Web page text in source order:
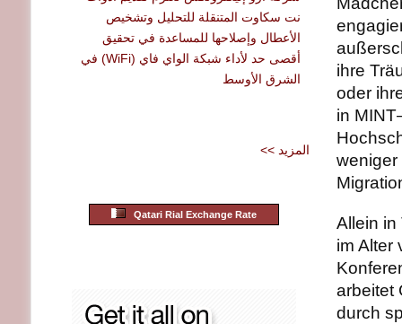
ihre
oder
in
weniger
Allein in
im Alter
arbeitet
durch
نت سكاوت المتنقلة للتحليل وتشخيص
الأعطال وإصلاحها للمساعدة في تحقيق
أقصى حد لأداء شبكة الواي فاي (WiFi) في
الشرق الأوسط
<< المزيد
Qatari Rial Exchange Rate